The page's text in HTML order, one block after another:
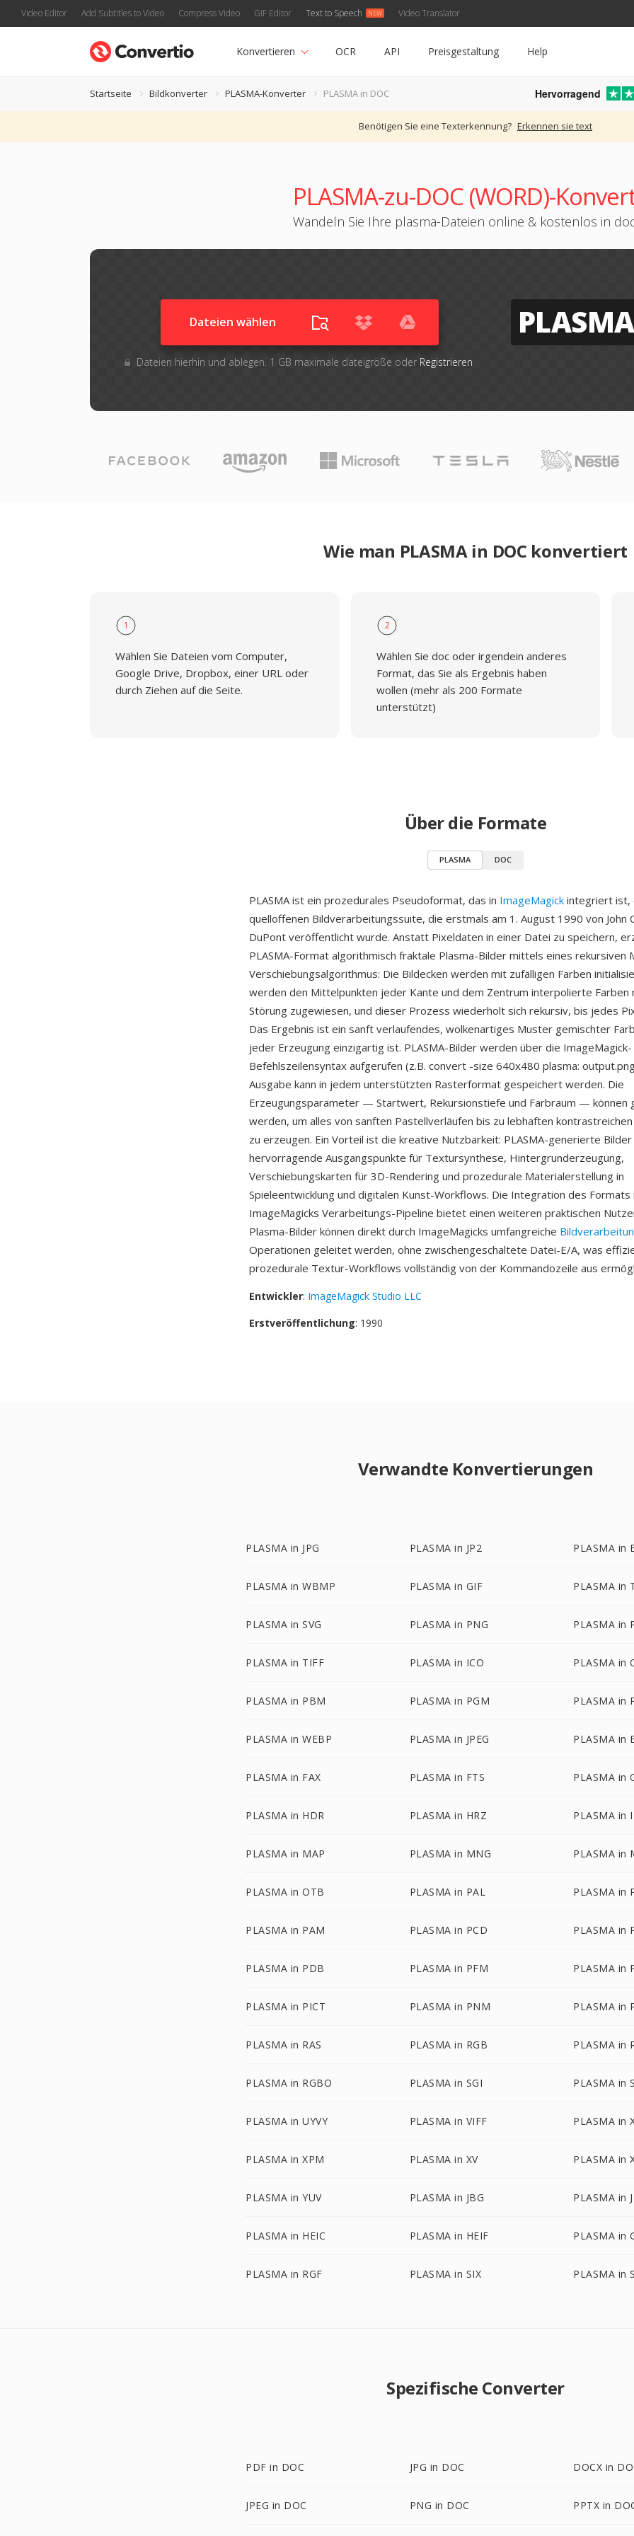
Video Editor Add Subtitles to Video Compress Video GIF Editor Text to Speech Video Translator
Konvertieren OCR API Preisgestaltung Help
Startseite Bildkonverter PLASMA-Konverter PLASMA in DOC Hervorragend
Benötigen Sie eine Texterkennung? Erkennen sie text
PLASMA-zu-DOC (WORD)-
Wandeln Sie Ihre plasma-Dateien online & kostenlos in
Dateien wählen
Dateien hierhin und ablegen. 1 GB maximale dateigröße oder Registrieren
PLASMA
Wie man PLASMA in DOC konvertiert
1
Wählen Sie Dateien vom Computer,
Google Drive, Dropbox, einer URL oder
durch Ziehen auf die Seite.
2
Wählen Sie doc oder irgendein anderes
Format, das Sie als Ergebnis haben
wollen (mehr als 200 Formate
unterstützt)
Über die Formate
PLASMA DOC
PLASMA ist ein prozedurales Pseudoformat, das in ImageMagick integriert ist,
quelloffenen Bildverarbeitungssuite, die erstmals am 1. August 1990 von John
DuPont veröffentlicht wurde. Anstatt Pixeldaten in einer Datei zu speichern,
PLASMA-Format algorithmisch fraktale Plasma-Bilder mittels eines rekursiven
Verschiebungsalgorithmus: Die Bildecken werden mit zufälligen Farben
werden den Mittelpunkten jeder Kante und dem Zentrum interpolierte Farben
Störung zugewiesen, und dieser Prozess wiederholt sich rekursiv, bis jedes
Das Ergebnis ist ein sanft verlaufendes, wolkenartiges Muster gemischter
jeder Erzeugung einzigartig ist. PLASMA-Bilder werden über die ImageMagick-
Befehlszeilensyntax aufgerufen (z.B. convert -size 640x480 plasma:
Ausgabe kann in jedem unterstützten Rasterformat gespeichert werden. Die
Erzeugungsparameter — Startwert, Rekursionstiefe und Farbraum — können
werden, um alles von sanften Pastellverläufen bis zu lebhaften
zu erzeugen. Ein Vorteil ist die kreative Nutzbarkeit: PLASMA-generierte Bilder
hervorragende Ausgangspunkte für Textursynthese, Hintergrunderzeugung,
Verschiebungskarten für 3D-Rendering und prozedurale Materialerstellung in
Spieleentwicklung und digitalen Kunst-Workflows. Die Integration des Formats
ImageMagicks Verarbeitungs-Pipeline bietet einen weiteren praktischen
Plasma-Bilder können direkt durch ImageMagicks umfangreiche
Operationen geleitet werden, ohne zwischengeschaltete Datei-E/A, was
prozedurale Textur-Workflows vollständig von der Kommandozeile aus
Entwickler: ImageMagick Studio LLC
Erstveröffentlichung: 1990
Verwandte Konvertierungen
PLASMA in JPG PLASMA in JP2 PLASMA in
PLASMA in WBMP PLASMA in GIF PLASMA in
PLASMA in SVG PLASMA in PNG PLASMA in
PLASMA in TIFF PLASMA in ICO PLASMA in
PLASMA in PBM PLASMA in PGM PLASMA in
PLASMA in WEBP PLASMA in JPEG PLASMA in
PLASMA in FAX PLASMA in FTS PLASMA in
PLASMA in HDR PLASMA in HRZ PLASMA in
PLASMA in MAP PLASMA in MNG PLASMA in
PLASMA in OTB PLASMA in PAL PLASMA in
PLASMA in PAM PLASMA in PCD PLASMA in
PLASMA in PDB PLASMA in PFM PLASMA in
PLASMA in PICT PLASMA in PNM PLASMA in
PLASMA in RAS PLASMA in RGB PLASMA in
PLASMA in RGBO PLASMA in SGI PLASMA in
PLASMA in UYVY PLASMA in VIFF PLASMA in
PLASMA in XPM PLASMA in XV PLASMA in
PLASMA in YUV PLASMA in JBG PLASMA in
PLASMA in HEIC PLASMA in HEIF PLASMA in
PLASMA in RGF PLASMA in SIX PLASMA in
Spezifische Converter
PDF in DOC JPG in DOC DOCX in
JPEG in DOC PNG in DOC PPTX in